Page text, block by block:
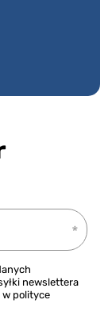
newslettera
w polityce